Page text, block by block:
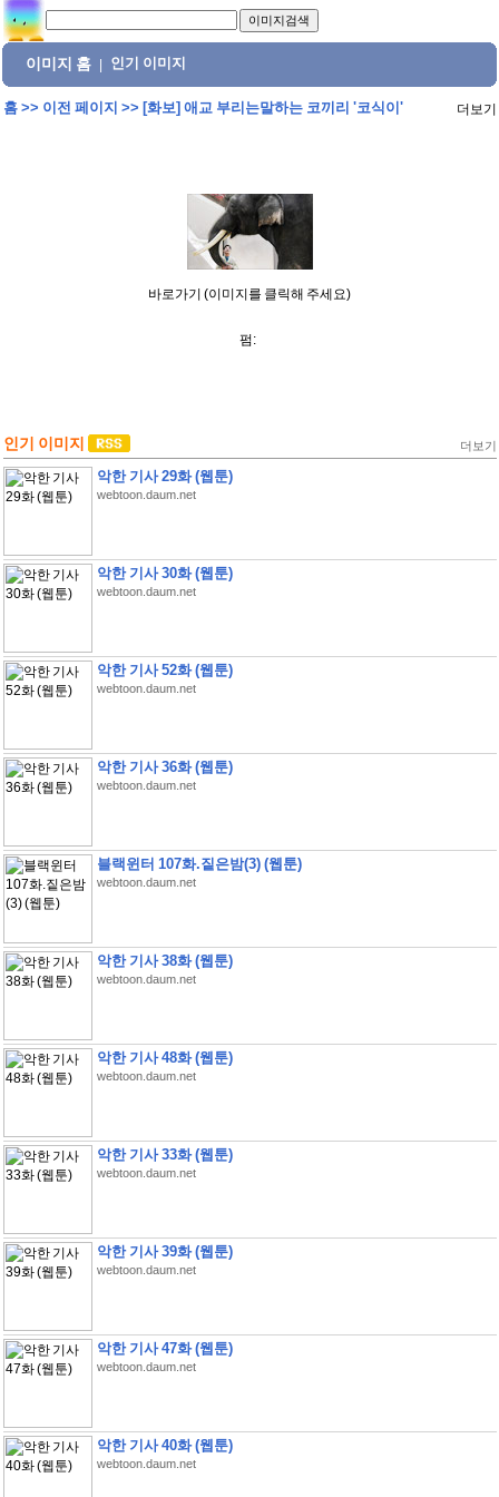
이미지 홈 인기 이미지
홈>> 이전 페이지 >> [화보] 애교 부리는말하는 코끼리 '코식이' 더보기
바로가기 (이미지를 클릭해 주세요)
펌:
인기 이미지 더보기
악한 기사 29화 (웹툰)
webtoon.daum.net
악한 기사 30화 (웹툰)
webtoon.daum.net
악한 기사 52화 (웹툰)
webtoon.daum.net
악한 기사 36화 (웹툰)
webtoon.daum.net
블랙윈터 107화.짙은밤(3) (웹툰)
webtoon.daum.net
악한 기사 38화 (웹툰)
webtoon.daum.net
악한 기사 48화 (웹툰)
webtoon.daum.net
악한 기사 33화 (웹툰)
webtoon.daum.net
악한 기사 39화 (웹툰)
webtoon.daum.net
악한 기사 47화 (웹툰)
webtoon.daum.net
악한 기사 40화 (웹툰)
webtoon.daum.net